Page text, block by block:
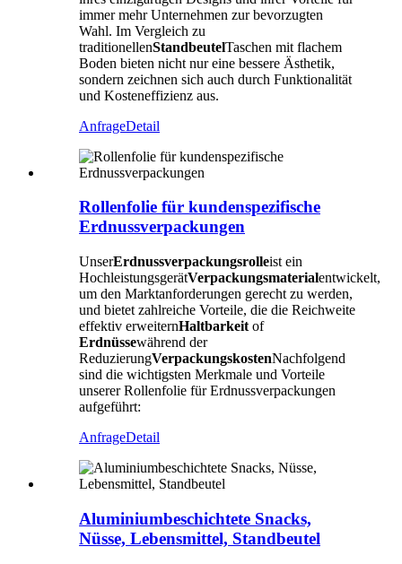
immer mehr Unternehmen zur bevorzugten
Wahl. Im Vergleich zu
traditionellenStandbeutelTaschen mit flachem
Boden bieten nicht nur eine bessere Ästhetik,
sondern zeichnen sich auch durch Funktionalität
und Kosteneffizienz aus.
AnfrageDetail
Rollenfolie für kundenspezifische
Erdnussverpackungen
UnserErdnussverpackungsrolleist ein
HochleistungsgerätVerpackungsmaterialentwickelt,
um den Marktanforderungen gerecht zu werden,
und bietet zahlreiche Vorteile, die die Reichweite
effektiv erweiternHaltbarkeit of
Erdnüssewährend der
ReduzierungVerpackungskostenNachfolgend
sind die wichtigsten Merkmale und Vorteile
unserer Rollenfolie für Erdnussverpackungen
aufgeführt:
AnfrageDetail
Aluminiumbeschichtete Snacks,
Nüsse, Lebensmittel, Standbeutel